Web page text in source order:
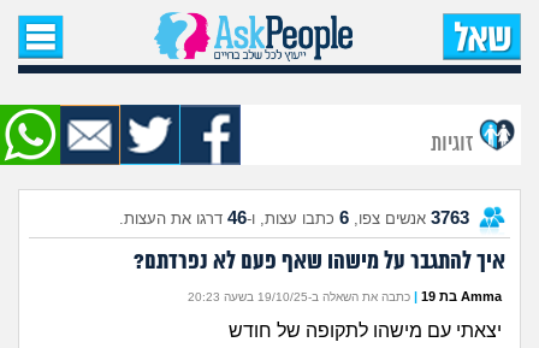
עמוד הבית
שאל שאלה
שאלות חדשות
שאלות שעוררו עניין
עצות חדשות
זוגיות
3763 אנשים צפו, 6 כתבו עצות, ו-46 דרגו את העצות.
איך להתגבר על מישהו שאף פעם לא נפרדתם?
Amma בת 19 | כתבה את השאלה ב-19/10/25 בשעה 20:23
יצאתי עם מישהו לתקופה של חודש